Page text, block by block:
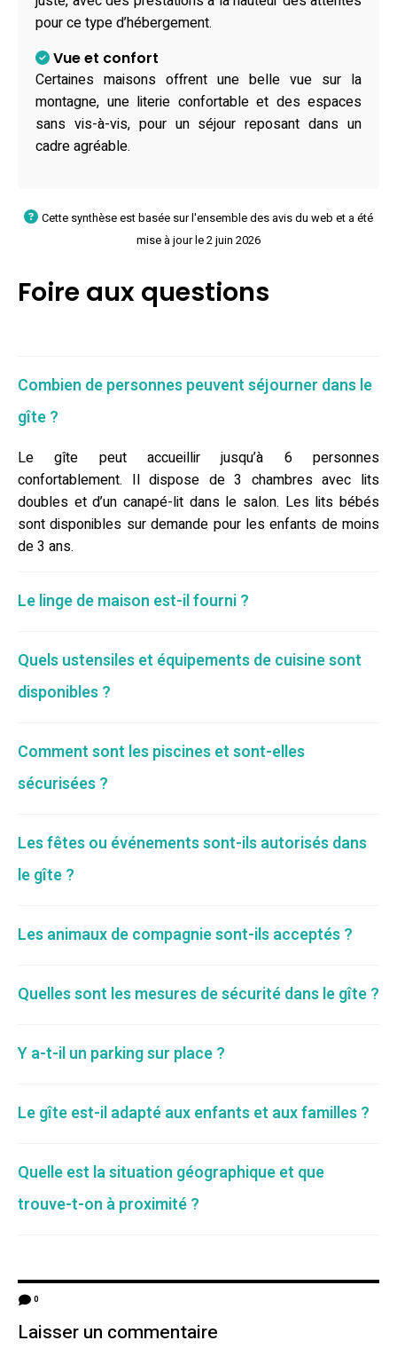
pour ce type d’hébergement.
Vue et confort
Certaines maisons offrent une belle vue sur la
montagne, une literie confortable et des espaces
sans vis-à-vis, pour un séjour reposant dans un
cadre agréable.
Cette synthèse est basée sur l'ensemble des avis du web et a été
mise à jour le 2 juin 2026
Foire aux questions
Combien de personnes peuvent séjourner dans le
gîte ?
Le gîte peut accueillir jusqu’à 6 personnes
confortablement. Il dispose de 3 chambres avec lits
doubles et d’un canapé-lit dans le salon. Les lits bébés
sont disponibles sur demande pour les enfants de moins
de 3 ans.
Le linge de maison est-il fourni ?
Quels ustensiles et équipements de cuisine sont
disponibles ?
Comment sont les piscines et sont-elles
sécurisées ?
Les fêtes ou événements sont-ils autorisés dans
le gîte ?
Les animaux de compagnie sont-ils acceptés ?
Quelles sont les mesures de sécurité dans le gîte ?
Y a-t-il un parking sur place ?
Le gîte est-il adapté aux enfants et aux familles ?
Quelle est la situation géographique et que
trouve-t-on à proximité ?
0
Laisser un commentaire